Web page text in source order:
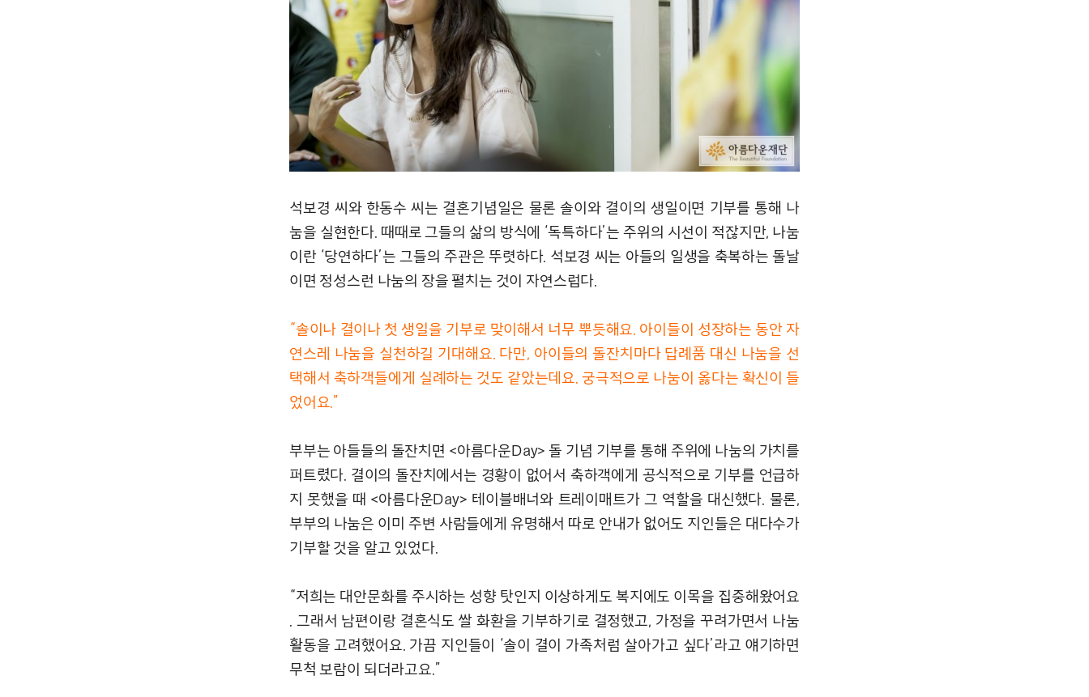
석보경 씨와 한동수 씨는 결혼기념일은 물론 솔이와 결이의 생일이면 기부를 통해 나
눔을 실현한다. 때때로 그들의 삶의 방식에 ‘독특하다’는 주위의 시선이 적잖지만, 나눔
이란 ‘당연하다’는 그들의 주관은 뚜렷하다. 석보경 씨는 아들의 일생을 축복하는 돌날
이면 정성스런 나눔의 장을 펼치는 것이 자연스럽다.
“솔이나 결이나 첫 생일을 기부로 맞이해서 너무 뿌듯해요. 아이들이 성장하는 동안 자
연스레 나눔을 실천하길 기대해요. 다만, 아이들의 돌잔치마다 답례품 대신 나눔을 선
택해서 축하객들에게 실례하는 것도 같았는데요. 궁극적으로 나눔이 옳다는 확신이 들
었어요.”
부부는 아들들의 돌잔치면 <아름다운Day> 돌 기념 기부를 통해 주위에 나눔의 가치를
퍼트렸다. 결이의 돌잔치에서는 경황이 없어서 축하객에게 공식적으로 기부를 언급하
지 못했을 때 <아름다운Day> 테이블배너와 트레이매트가 그 역할을 대신했다. 물론,
부부의 나눔은 이미 주변 사람들에게 유명해서 따로 안내가 없어도 지인들은 대다수가
기부할 것을 알고 있었다.
“저희는 대안문화를 주시하는 성향 탓인지 이상하게도 복지에도 이목을 집중해왔어요
. 그래서 남편이랑 결혼식도 쌀 화환을 기부하기로 결정했고, 가정을 꾸려가면서 나눔
활동을 고려했어요. 가끔 지인들이 ‘솔이 결이 가족처럼 살아가고 싶다’라고 얘기하면
무척 보람이 되더라고요.”